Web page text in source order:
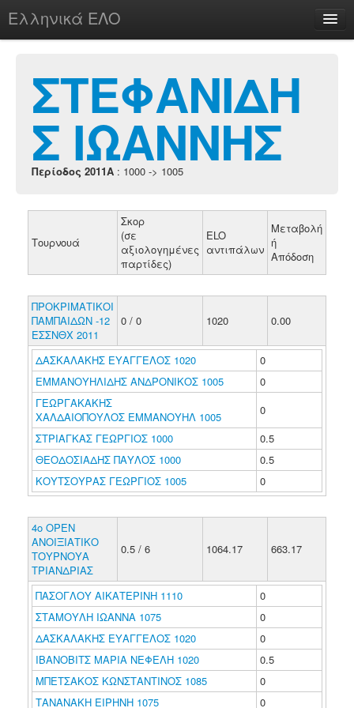
Ελληνικά ΕΛΟ
chesstu.be @ discord
Login
ΣΤΕΦΑΝΙΔΗ
Σ ΙΩΑΝΝΗΣ
Περίοδος 2011A : 1000 -> 1005
Τουρνουά
Σκορ
(σε
αξιολογημένες
παρτίδες)
ELO
αντιπάλων
Μεταβολή
ή
Απόδοση
ΠΡΟΚΡΙΜΑΤΙΚΟΙ
ΠΑΜΠΑΙΔΩΝ -12
ΕΣΣΝΘΧ 2011
0 / 0 1020 0.00
ΔΑΣΚΑΛΑΚΗΣ ΕΥΑΓΓΕΛΟΣ 1020
0
ΕΜΜΑΝΟΥΗΛΙΔΗΣ ΑΝΔΡΟΝΙΚΟΣ 1005
0
ΓΕΩΡΓΑΚΑΚΗΣ
ΧΑΛΔΑΙΟΠΟΥΛΟΣ ΕΜΜΑΝΟΥΗΛ 1005
0
ΣΤΡΙΑΓΚΑΣ ΓΕΩΡΓΙΟΣ 1000
0.5
ΘΕΟΔΟΣΙΑΔΗΣ ΠΑΥΛΟΣ 1000
0.5
ΚΟΥΤΣΟΥΡΑΣ ΓΕΩΡΓΙΟΣ 1005
0
4ο ΟΡΕΝ
ΑΝΟΙΞΙΑΤΙΚΟ
ΤΟΥΡΝΟΥΑ
ΤΡΙΑΝΔΡΙΑΣ
0.5 / 6 1064.17 663.17
ΠΑΣΟΓΛΟΥ ΑΙΚΑΤΕΡΙΝΗ 1110
0
ΣΤΑΜΟΥΛΗ ΙΩΑΝΝΑ 1075
0
ΔΑΣΚΑΛΑΚΗΣ ΕΥΑΓΓΕΛΟΣ 1020
0
ΙΒΑΝΟΒΙΤΣ ΜΑΡΙΑ ΝΕΦΕΛΗ 1020
0.5
ΜΠΕΤΣΑΚΟΣ ΚΩΝΣΤΑΝΤΙΝΟΣ 1085
0
ΤΑΝΑΝΑΚΗ ΕΙΡΗΝΗ 1075
0